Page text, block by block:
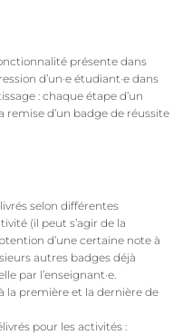
présente dans
d’un·e étudiant·e dans
: chaque étape d’un
remise d’un badge de réussite
selon différentes
(il peut s’agir de la
d’une certaine note à
autres badges déjà
par l’enseignant·e.
la première et la dernière de
pour les activités :